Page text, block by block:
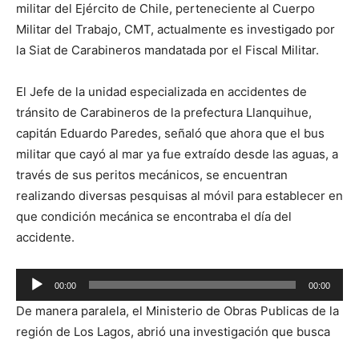
militar del Ejército de Chile, perteneciente al Cuerpo
Militar del Trabajo, CMT, actualmente es investigado por
la Siat de Carabineros mandatada por el Fiscal Militar.
El Jefe de la unidad especializada en accidentes de
tránsito de Carabineros de la prefectura Llanquihue,
capitán Eduardo Paredes, señaló que ahora que el bus
militar que cayó al mar ya fue extraído desde las aguas, a
través de sus peritos mecánicos, se encuentran
realizando diversas pesquisas al móvil para establecer en
que condición mecánica se encontraba el día del
accidente.
Reproductor
de
audio
00:00 00:00
De manera paralela, el Ministerio de Obras Publicas de la
región de Los Lagos, abrió una investigación que busca